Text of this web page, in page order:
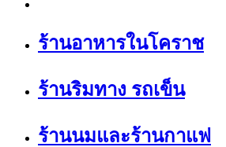
ร้านอาหารในโคราช
ร้านริมทาง รถเข็น
ร้านนมและร้านกาแฟ